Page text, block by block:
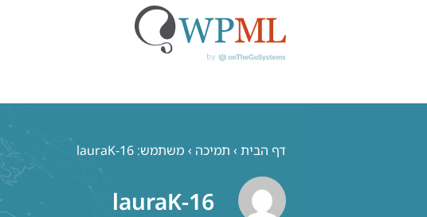
דף הבית › תמיכה › משתמש: lauraK-16
lauraK-16